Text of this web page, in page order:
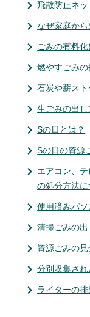
飛散防止ネ
なぜ家庭か
ごみの有料
燃やすごみ
石炭や薪ス
生ごみの出
Sの日とは？
Sの日の資源
エアコン、
の処分方法に
使用済みパ
清掃ごみの
資源ごみの
分別収集さ
ライターの